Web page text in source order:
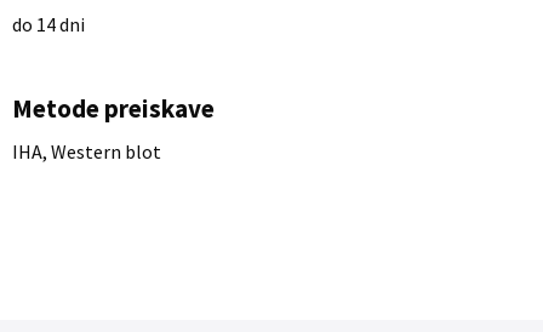
do 14 dni
Metode preiskave
IHA, Western blot